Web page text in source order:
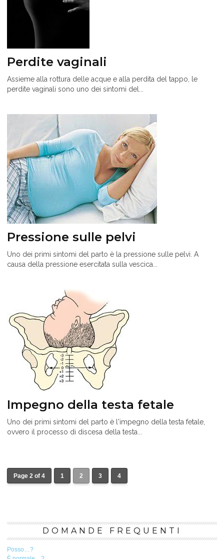
Perdite vaginali
Assieme alla rottura delle acque e alla perdita del tappo, le
perdite vaginali sono uno dei sintomi del...
Pressione sulle pelvi
Uno dei primi sintomi del parto è la pressione sulle pelvi. A
causa della pressione esercitata sulla vescica...
Impegno della testa fetale
Uno dei primi sintomi del parto è l'impegno della testa fetale,
ovvero il processo di discesa della testa...
Page 2 of 4 1 2 3 4
DOMANDE FREQUENTI
Posso…?